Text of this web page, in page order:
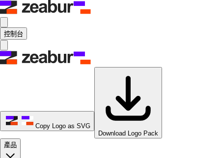
控制台
Copy Logo as SVG
Download Logo Pack
產品